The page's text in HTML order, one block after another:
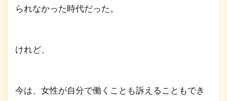
られなかった時代だった。
けれど、
今は、女性が自分で働くことも訴えることもでき